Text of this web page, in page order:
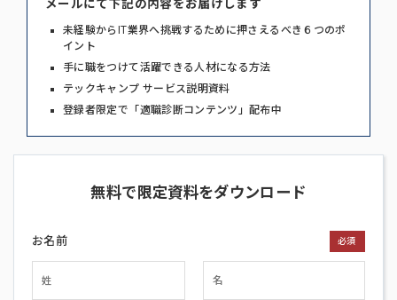
メールにて下記の内容をお届けします
未経験からIT業界へ挑戦するために押さえるべき６つのポ
イント
手に職をつけて活躍できる人材になる方法
テックキャンプ サービス説明資料
登録者限定で「適職診断コンテンツ」配布中
無料で限定資料をダウンロード
お名前 必須